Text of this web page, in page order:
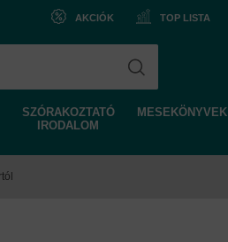
AKCIÓK TOP LISTA
SZÓRAKOZTATÓ
IRODALOM
MESEKÖNYVEK